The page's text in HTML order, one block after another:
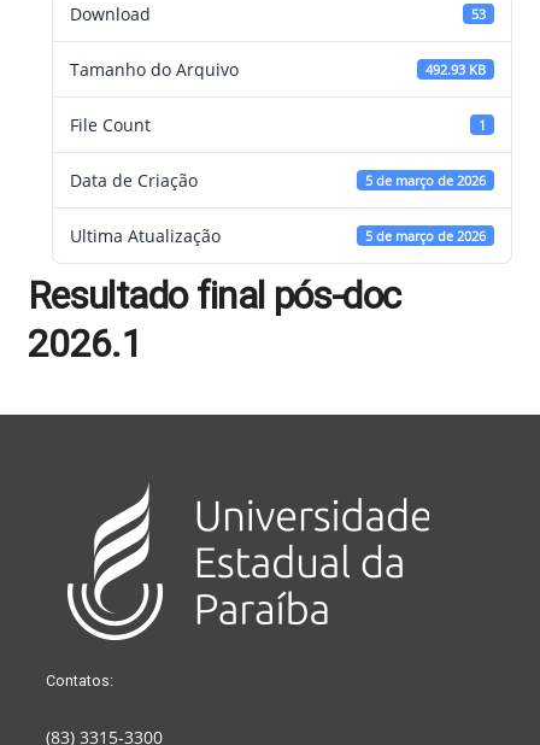
Download 53
Tamanho do Arquivo 492.93 KB
File Count 1
Data de Criação 5 de março de 2026
Ultima Atualização 5 de março de 2026
Resultado final pós-doc
2026.1
Contatos:
(83) 3315-3300